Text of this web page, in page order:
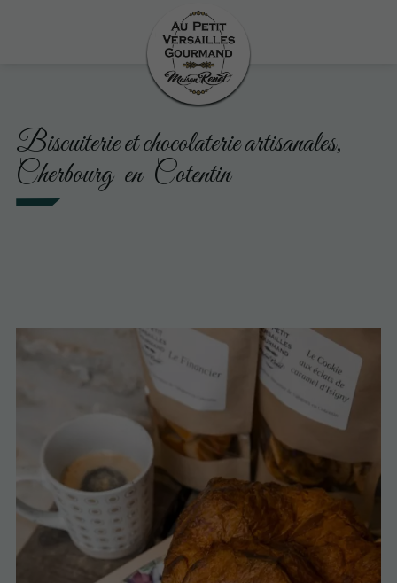
Biscuiterie et chocolaterie artisanales,
Cherbourg-en-Cotentin